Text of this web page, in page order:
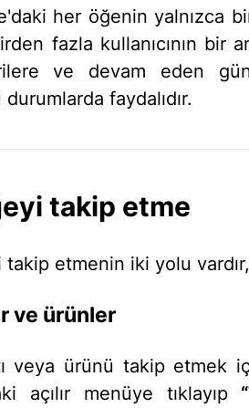
her öğenin yalnızca
fazla kullanıcının bir
ve devam eden
faydalıdır.
takip etme
takip etmenin iki yolu
ve ürünler
veya ürünü takip etmek
açılır menüye tıklayıp